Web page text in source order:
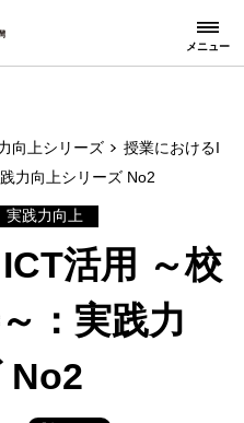
メニュー
向上シリーズ
授業におけるI
力向上シリーズ No2
実践力向上
活用 ～校
：実践力
No2